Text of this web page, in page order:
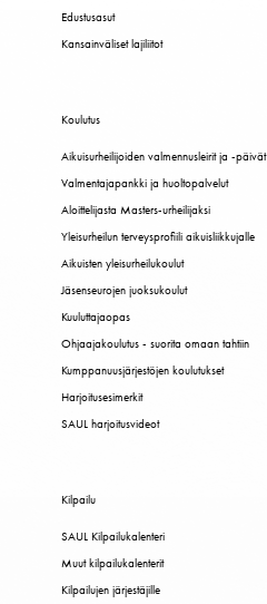
Edustusasut
Kansainväliset lajiliitot
Koulutus
Aikuisurheilijoiden valmennusleirit ja -päivät
Valmentajapankki ja huoltopalvelut
Aloittelijasta Masters-urheilijaksi
Yleisurheilun terveysprofiili aikuisliikkujalle
Aikuisten yleisurheilukoulut
Jäsenseurojen juoksukoulut
Kuuluttajaopas
Ohjaajakoulutus - suorita omaan tahtiin
Kumppanuusjärjestöjen koulutukset
Harjoitusesimerkit
SAUL harjoitusvideot
Kilpailu
SAUL Kilpailukalenteri
Muut kilpailukalenterit
Kilpailujen järjestäjille